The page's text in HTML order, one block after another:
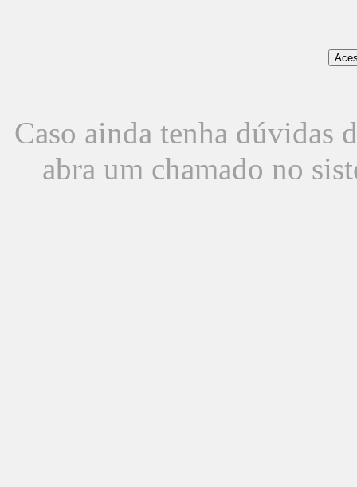
Caso ainda tenha dúvidas
abra um chamado no